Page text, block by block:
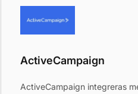
ActiveCampaign
ActiveCampaign integreras